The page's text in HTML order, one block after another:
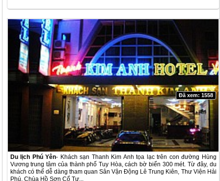
Du lịch Phú Yên- Khách sạn Thanh Kim Anh tọa lạc trên con đường Hùng
Vương trung tâm của thành phố Tuy Hòa, cách bờ biển 300 mét. Từ đây, du
khách có thể dễ dàng tham quan Sân Vận Động Lê Trung Kiên, Thư Viện Hải
Phú, Chùa Hồ Sơn Cổ Tự...
Đã xem: 1558